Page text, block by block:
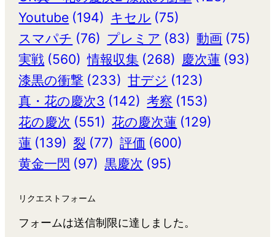
Youtube (194) キセル (75)
スマパチ (76) プレミア (83) 動画 (75)
実戦 (560) 情報収集 (268) 慶次蓮 (93)
漆黒の衝撃 (233) 甘デジ (123)
真・花の慶次3 (142) 考察 (153)
花の慶次 (551) 花の慶次蓮 (129)
蓮 (139) 裂 (77) 評価 (600)
黄金一閃 (97) 黒慶次 (95)
リクエストフォーム
フォームは送信制限に達しました。